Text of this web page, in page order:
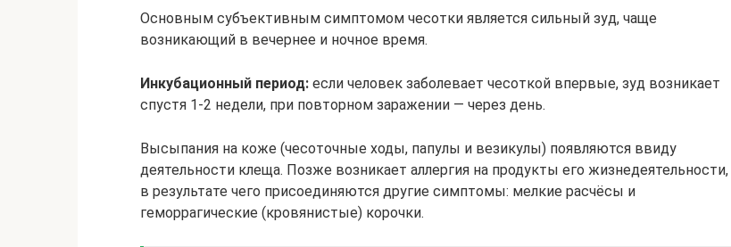
Основным субъективным симптомом чесотки является сильный зуд, чаще
возникающий в вечернее и ночное время.
Инкубационный период: если человек заболевает чесоткой впервые, зуд возникает
спустя 1-2 недели, при повторном заражении — через день.
Высыпания на коже (чесоточные ходы, папулы и везикулы) появляются ввиду
деятельности клеща. Позже возникает аллергия на продукты его жизнедеятельности,
в результате чего присоединяются другие симптомы: мелкие расчёсы и
геморрагические (кровянистые) корочки.